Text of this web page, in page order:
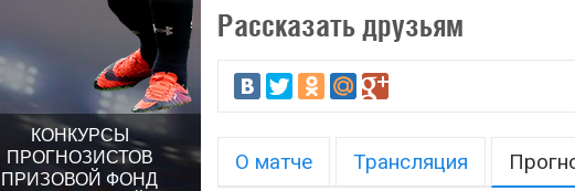
КОНКУРСЫ
ПРОГНОЗИСТОВ
ПРИЗОВОЙ ФОНД
Рассказать друзьям
О матче Трансляция